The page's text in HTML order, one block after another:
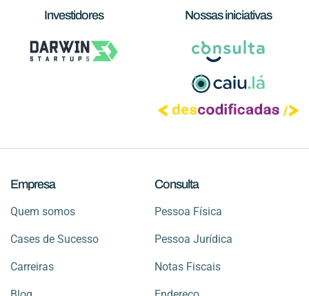
Investidores Nossas iniciativas
Empresa
Quem somos
Cases de Sucesso
Carreiras
Consulta
Pessoa Física
Pessoa Jurídica
Notas Fiscais